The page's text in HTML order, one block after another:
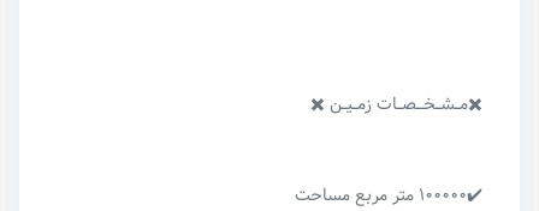
✖️مــشــخـــصــات زمــیــن ✖️
✔️۱۰۰۰۰۰ متر مربع مساحت